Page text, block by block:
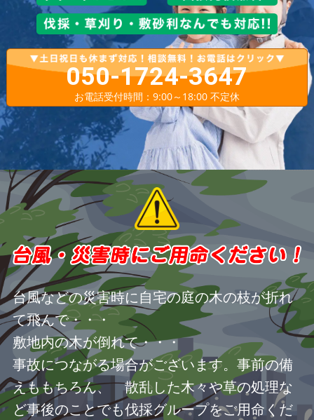
050-1724-3647
お電話受付時間：9:00～18:00 不定休
台風などの災害時に自宅の庭の木の枝が折れ
て飛んで・・・
敷地内の木が倒れて・・・
事故につながる場合がございます。事前の備
えももちろん、 散乱した木々や草の処理な
ど事後のことでも伐採グループをご用命くだ